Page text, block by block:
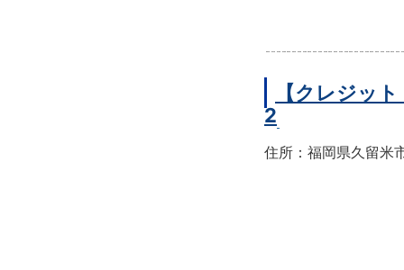
【クレジッ
2
住所：福岡県久留米